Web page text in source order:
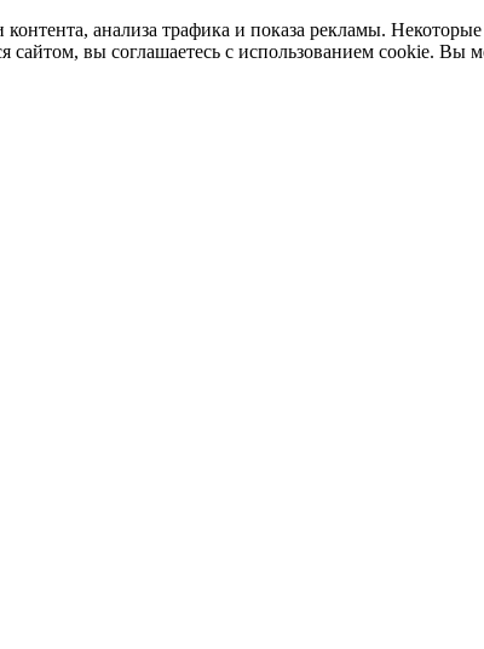
анализа трафика и показа рекламы.
сайтом, вы соглашаетесь с использованием cookie. Вы